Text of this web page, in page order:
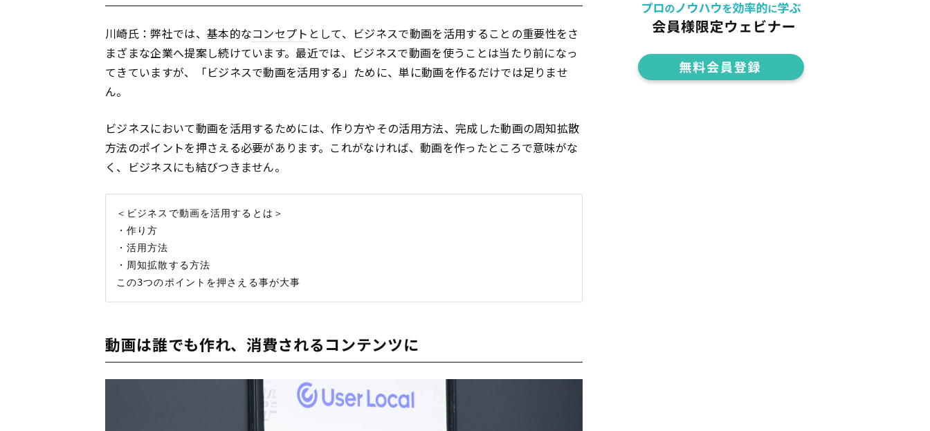
川崎氏：弊社では、基本的なコンセプト として、ビジネスで動画を活用することの重要性をさ
まざまな企業へ提案し続けています。最近では、ビジネスで動画を使うことは当たり前になっ
てきていますが、「ビジネスで動画を活用する」ために、単に動画を作るだけでは足りませ
ん。
ビジネスにおいて動画を活用するためには、作り方やその活用方法、完成した動画の周知拡散
方法のポイントを押さえる必要があります。これがなければ、動画を作ったところで意味がな
く、ビジネスにも結びつきません。
＜ビジネスで動画を活用するとは＞
・作り方
・活用方法
・周知拡散する方法
動画は誰でも作れ、消費されるコンテンツに